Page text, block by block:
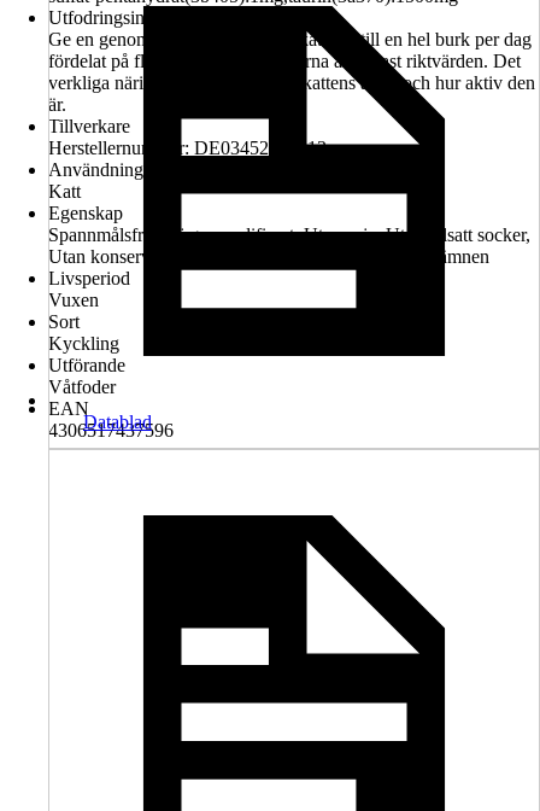
Utfodringsinformation
Ge en genomsnittligt stor, vuxen katt 3/4 till en hel burk per dag
fördelat på flera måltider. Mängderna är endast riktvärden. Det
verkliga näringsbehovet beror på kattens ålder och hur aktiv den
är.
Tillverkare
Herstellernummer: DE03452000213
Användningsområde
Katt
Egenskap
Spannmålsfritt, Ej genmodifierat, Utan soja, Utan tillsatt socker,
Utan konserveringsmedel, Utan köttmjöl, Utan färgämnen
Livsperiod
Vuxen
Sort
Kyckling
Utförande
Våtfoder
EAN
4306517437596
Datablad